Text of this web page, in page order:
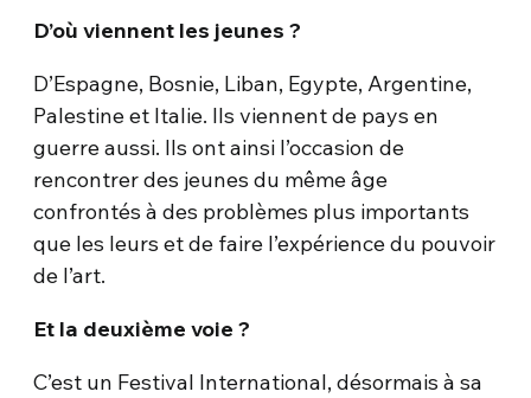
D’où viennent les jeunes ?
D’Espagne, Bosnie, Liban, Egypte, Argentine,
Palestine et Italie. Ils viennent de pays en
guerre aussi. Ils ont ainsi l’occasion de
rencontrer des jeunes du même âge
confrontés à des problèmes plus importants
que les leurs et de faire l’expérience du pouvoir
de l’art.
Et la deuxième voie ?
C’est un Festival International, désormais à sa